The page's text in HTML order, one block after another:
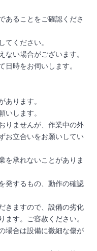
あることをご確認くださ
てください。
ない場合がございます。
日時をお伺いします。
あります。
いします。
りませんが、作業中の外
お立合いをお願いしてい
を承れないことがありま
発するもの、動作の確認
きますので、設備の劣化
ます。ご容赦ください。
場合は設備に微細な傷が